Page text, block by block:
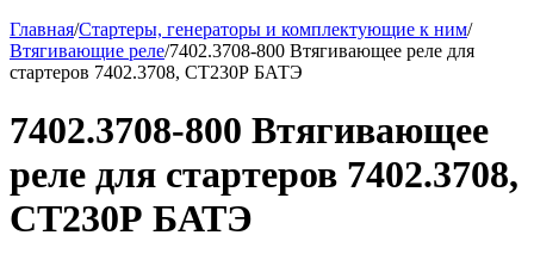
Главная/Стартеры, генераторы и комплектующие к ним/
Втягивающие реле/7402.3708-800 Втягивающее реле для
стартеров 7402.3708, СТ230Р БАТЭ
7402.3708-800 Втягивающее
реле для стартеров 7402.3708,
СТ230Р БАТЭ